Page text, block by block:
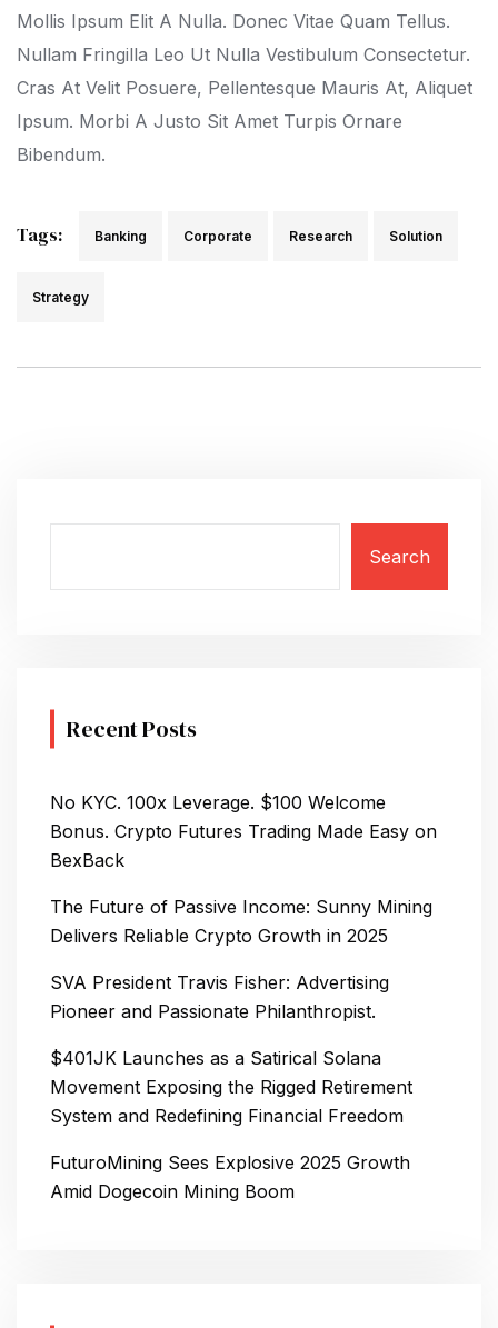
Mollis Ipsum Elit A Nulla. Donec Vitae Quam Tellus.
Nullam Fringilla Leo Ut Nulla Vestibulum Consectetur.
Cras At Velit Posuere, Pellentesque Mauris At, Aliquet
Ipsum. Morbi A Justo Sit Amet Turpis Ornare
Bibendum.
Tags: Banking Corporate Research Solution
Strategy
Search
Recent Posts
No KYC. 100x Leverage. $100 Welcome
Bonus. Crypto Futures Trading Made Easy on
BexBack
The Future of Passive Income: Sunny Mining
Delivers Reliable Crypto Growth in 2025
SVA President Travis Fisher: Advertising
Pioneer and Passionate Philanthropist.
$401JK Launches as a Satirical Solana
Movement Exposing the Rigged Retirement
System and Redefining Financial Freedom
FuturoMining Sees Explosive 2025 Growth
Amid Dogecoin Mining Boom